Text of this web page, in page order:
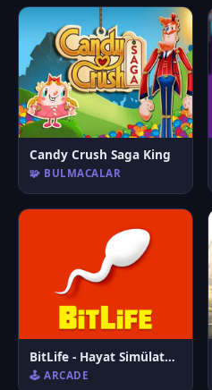
Candy Crush Saga King
🧩 BULMACALAR
BitLife - Hayat Simülatörü
🕹️ ARCADE